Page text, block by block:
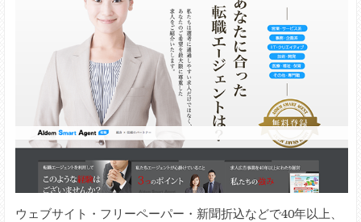
ウェブサイト・フリーペーパー・新聞折込などで40年以上、